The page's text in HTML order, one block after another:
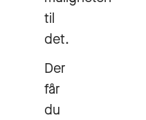
til
det.
Der
får
du